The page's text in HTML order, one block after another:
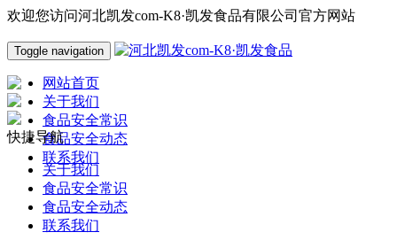
欢迎您访问河北凯发com-K8·凯发食品有限公司官方网站
Toggle navigation
网站首页
关于我们
食品安全常识
食品安全动态
联系我们
快捷导航
关于我们
食品安全常识
食品安全动态
联系我们